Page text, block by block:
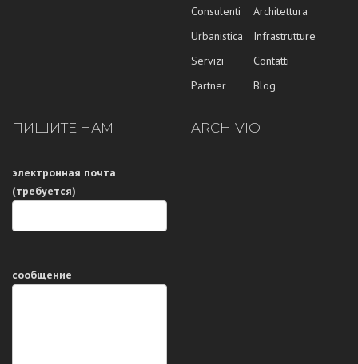
Consulenti
Architettura
Urbanistica
Infrastrutture
Servizi
Contatti
Partner
Blog
ПИШИТЕ НАМ
электронная почта
(требуется)
сообщение
ARCHIVIO